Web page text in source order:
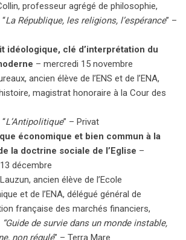
professeur agrégé de philosophie,
La République, les religions, l’espérance” –
idéologique, clé d’interprétation du
– mercredi 15 novembre
ancien élève de l’ENS et de l’ENA,
magistrat honoraire à la Cour des
L’Antipolitique” – Privat
économique et bien commun à la
la doctrine sociale de l’Eglise –
décembre
ancien élève de l’Ecole
et de l’ENA, délégué général de
française des marchés financiers,
“Guide de survie dans un monde instable,